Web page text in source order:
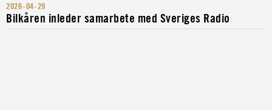
2026-04-29
Bilkåren inleder samarbete med Sveriges Radio